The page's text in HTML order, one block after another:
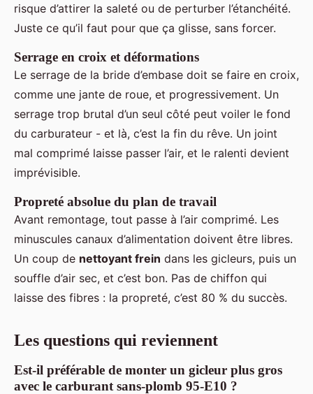
risque d’attirer la saleté ou de perturber l’étanchéité.
Juste ce qu’il faut pour que ça glisse, sans forcer.
Serrage en croix et déformations
Le serrage de la bride d’embase doit se faire en croix,
comme une jante de roue, et progressivement. Un
serrage trop brutal d’un seul côté peut voiler le fond
du carburateur - et là, c’est la fin du rêve. Un joint
mal comprimé laisse passer l’air, et le ralenti devient
imprévisible.
Propreté absolue du plan de travail
Avant remontage, tout passe à l’air comprimé. Les
minuscules canaux d’alimentation doivent être libres.
Un coup de nettoyant frein dans les gicleurs, puis un
souffle d’air sec, et c’est bon. Pas de chiffon qui
laisse des fibres : la propreté, c’est 80 % du succès.
Les questions qui reviennent
Est-il préférable de monter un gicleur plus gros
avec le carburant sans-plomb 95-E10 ?